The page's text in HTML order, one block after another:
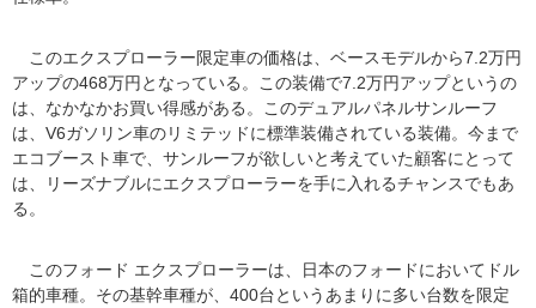
このエクスプローラー限定車の価格は、ベースモデルから7.2万円
アップの468万円となっている。この装備で7.2万円アップというの
は、なかなかお買い得感がある。このデュアルパネルサンルーフ
は、V6ガソリン車のリミテッドに標準装備されている装備。今まで
エコブースト車で、サンルーフが欲しいと考えていた顧客にとって
は、リーズナブルにエクスプローラーを手に入れるチャンスでもあ
る。
このフォード エクスプローラーは、日本のフォードにおいてドル
箱的車種。その基幹車種が、400台というあまりに多い台数を限定